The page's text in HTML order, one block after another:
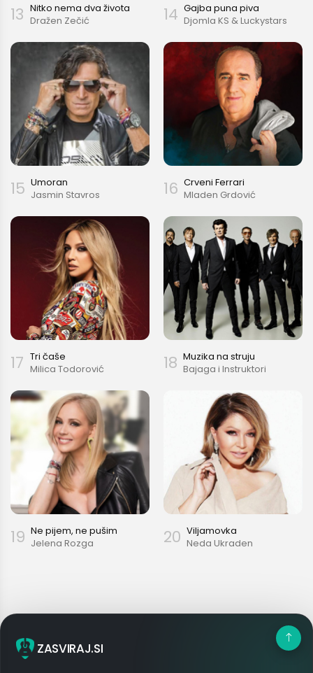
13 Nitko nema dva života
Dražen Zečić
14 Gajba puna piva
Djomla KS & Luckystars
15 Umoran
Jasmin Stavros
16 Crveni Ferrari
Mladen Grdović
17 Tri čaše
Milica Todorović
18 Muzika na struju
Bajaga i Instruktori
19 Ne pijem, ne pušim
Jelena Rozga
20 Viljamovka
Neda Ukraden
ZASVIRAJ.SI